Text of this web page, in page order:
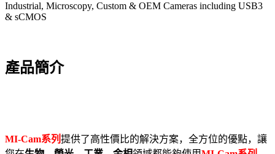
Industrial, Microscopy, Custom & OEM Cameras including USB3
& sCMOS
產品簡介
MI-Cam系列提供了高性價比的解決方案，全方位的優點，讓